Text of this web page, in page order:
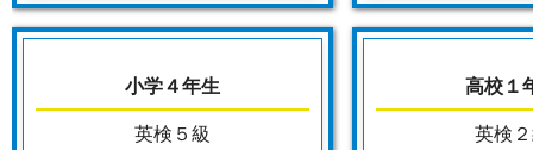
小学４年生
英検５級
高校１
英検